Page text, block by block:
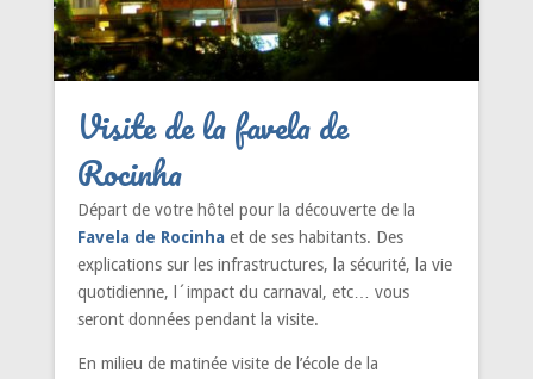
Visite de la favela de
Rocinha
Départ de votre hôtel pour la découverte de la
Favela de Rocinhaet de ses habitants. Des
explications sur les infrastructures, la sécurité, la vie
quotidienne, l´impact du carnaval, etc… vous
seront données pendant la visite.
En milieu de matinée visite de l’école de la